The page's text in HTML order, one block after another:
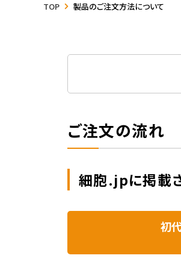
TOP 製品のご注文方法について
ご注文の流れ
細胞.jpに掲載
初